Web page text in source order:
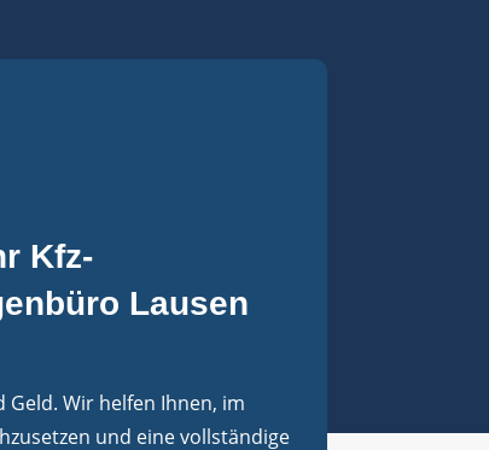
Kfz-
Lausen
Wir helfen Ihnen, im
und eine vollständige